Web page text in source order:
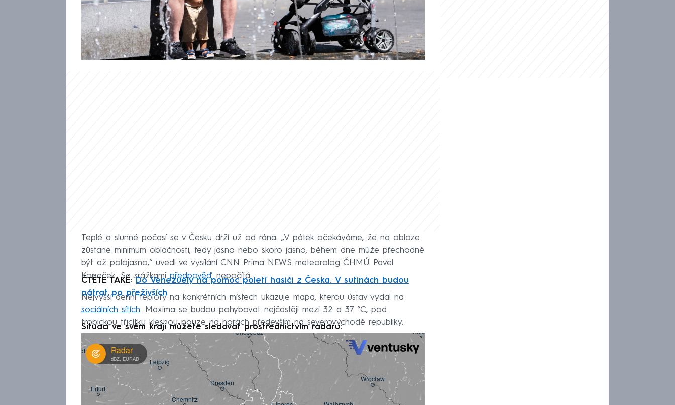
hydrometeorologického ústavu (ČHMÚ). V platnosti zůstává i výstraha
před vysokými teplotami, o víkendu bude na některých místech platit
extrémní stupeň nebezpečí. Ochlazení se dočkáme až v pondělí, kdy se
na naše území přiženou směrem od západu bouřky.
Teplé a slunné počasí se v Česku drží už od rána. „V pátek očekáváme, že na obloze
zůstane minimum oblačnosti, tedy jasno nebo skoro jasno, během dne může přechodně
být až polojasno,“ uvedl ve vysílání CNN Prima NEWS meteorolog ČHMÚ Pavel
Kopeček. Se srážkamipředpověďnepočítá.
ČTĚTE TAKÉ:Do Venezuely na pomoc poletí hasiči z Česka. V sutinách budou
pátrat po přeživších
Nejvyšší denní teploty na konkrétních místech ukazuje mapa, kterou ústav vydal na
sociálních sítích. Maxima se budou pohybovat nejčastěji mezi 32 a 37 °C, pod
tropickou třicítku klesnou pouze na horách především na severovýchodě republiky.
Situaci ve svém kraji můžete sledovat prostřednictvím radaru: